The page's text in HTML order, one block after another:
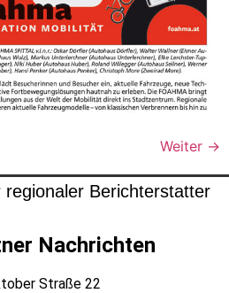
Weiter →
regionaler Berichterstatter
Nachrichten
Straße 22